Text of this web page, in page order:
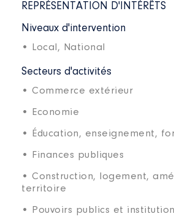
REPRÉSENTATION D'INTÉRÊTS
Niveaux d'intervention
• Local, National
Secteurs d'activités
• Commerce extérieur
• Economie
• Éducation, enseignement,
• Finances publiques
• Construction, logement,
territoire
• Pouvoirs publics et